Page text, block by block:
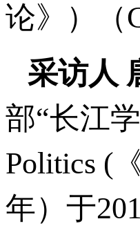
论》）（
采访人
部“长江
Politics (
年）于